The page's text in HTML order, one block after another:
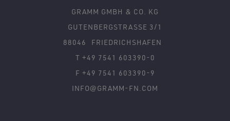
GRAMM GMBH & CO. KG
GUTENBERGSTRASSE 3/1
88046
FRIEDRICHSHAFEN
T +49 7541 603390-0
F +49 7541 603390-9
INFO@GRAMM-FN.COM